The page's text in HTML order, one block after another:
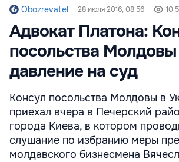
Obozrevatel 28 июля 2016, 08:56 10
Адвокат Платона:
посольства
давление на суд
Консул посольства Молдовы в
приехал вчера в Печерский
города Киева, в котором
слушание по избранию меры
молдавского бизнесмена